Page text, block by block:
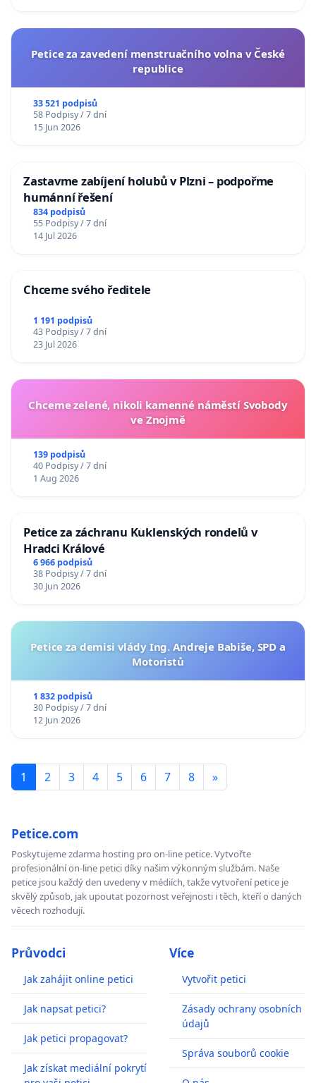
Petice za zavedení menstruačního volna v České
republice
33 521 podpisů
58 Podpisy / 7 dní
15 Jun 2026
Zastavme zabíjení holubů v Plzni – podpořme
humánní řešení
834 podpisů
55 Podpisy / 7 dní
14 Jul 2026
Chceme svého ředitele
1 191 podpisů
43 Podpisy / 7 dní
23 Jul 2026
Chceme zelené, nikoli kamenné náměstí Svobody
ve Znojmě
139 podpisů
40 Podpisy / 7 dní
1 Aug 2026
Petice za záchranu Kuklenských rondelů v
Hradci Králové
6 966 podpisů
38 Podpisy / 7 dní
30 Jun 2026
Petice za demisi vlády Ing. Andreje Babiše, SPD a
Motoristů
1 832 podpisů
30 Podpisy / 7 dní
12 Jun 2026
1 2 3 4 5 6 7 8 »
Petice.com
Poskytujeme zdarma hosting pro on-line petice. Vytvořte
profesionální on-line petici díky našim výkonným službám. Naše
petice jsou každý den uvedeny v médiích, takže vytvoření petice je
skvělý způsob, jak upoutat pozornost veřejnosti i těch, kteří o daných
věcech rozhodují.
Průvodci
Jak zahájit online petici
Jak napsat petici?
Jak petici propagovat?
Jak získat mediální pokrytí
Více
Vytvořit petici
Zásady ochrany osobních
údajů
Správa souborů cookie